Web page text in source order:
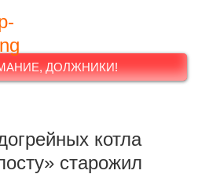
ДОЛЖНИКИ!
котла
старожил